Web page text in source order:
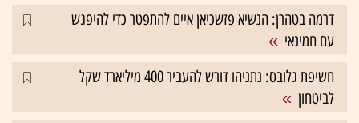
דרמה בטהרן: הנשיא פזשכיאן איים להתפטר כדי להיפגש
עם חמינאי
חשיפת גלובס: נתניהו דורש להעביר 400 מיליארד שקל
לביטחון